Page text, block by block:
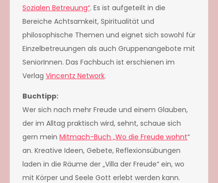
Sozialen Betreuung“. Es ist aufgeteilt in die
Bereiche Achtsamkeit, Spiritualität und
philosophische Themen und eignet sich sowohl für
Einzelbetreuungen als auch Gruppenangebote mit
SeniorInnen. Das Fachbuch ist erschienen im
Verlag Vincentz Network.
Buchtipp:
Wer sich nach mehr Freude und einem Glauben,
der im Alltag praktisch wird, sehnt, schaue sich
gern mein Mitmach-Buch „Wo die Freude wohnt“
an. Kreative Ideen, Gebete, Reflexionsübungen
laden in die Räume der „Villa der Freude“ ein, wo
mit Körper und Seele Gott erlebt werden kann.